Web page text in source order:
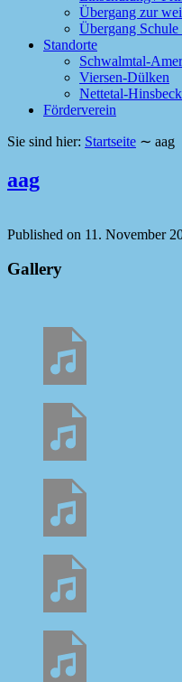
Übergang zur
Übergang
Standorte
Schwalmtal-
Viersen-Dülken
Nettetal-Hinsbeck
Förderverein
Sie sind hier: Startseite ∼ aag
aag
Published on 11. November
Gallery